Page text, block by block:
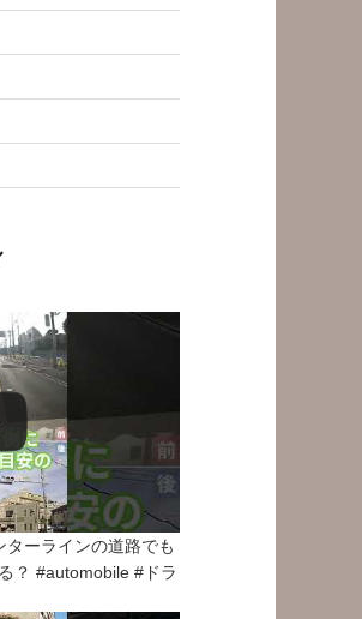
ターラインの道路でも
？ #automobile #ドラ